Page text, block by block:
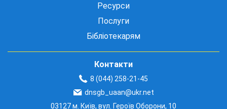
Ресурси
Послуги
Бібліотекарям
Контакти
8 (044) 258-21-45
dnsgb_uaan@ukr.net
03127 м. Київ, вул. Героїв Оборони, 10